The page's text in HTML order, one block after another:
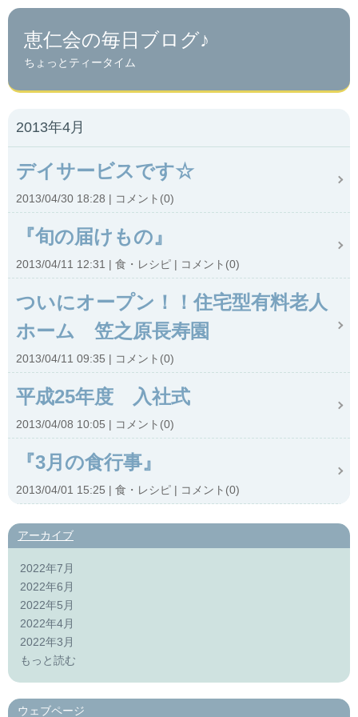
恵仁会の毎日ブログ♪
ちょっとティータイム
2013年4月
デイサービスです☆
2013/04/30 18:28 コメント(0)
『旬の届けもの』
2013/04/11 12:31 食・レシピ コメント(0)
ついにオープン！！住宅型有料老人
ホーム 笠之原長寿園
2013/04/11 09:35 コメント(0)
平成25年度 入社式
2013/04/08 10:05 コメント(0)
『3月の食行事』
2013/04/01 15:25 食・レシピ コメント(0)
アーカイブ
2022年7月
2022年6月
2022年5月
2022年4月
2022年3月
もっと読む
ウェブページ